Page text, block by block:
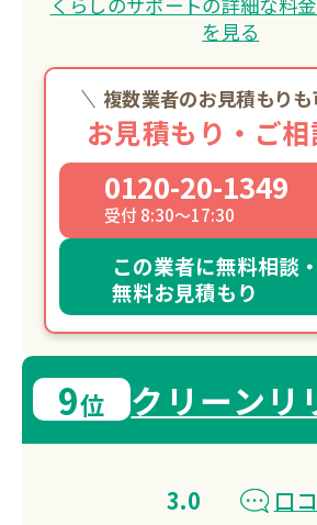
を見る
複数業者のお見積もり
お見積もり・ご
0120-20-1349
受付 8:30～17:30
この業者に無料相談・
無料お見積もり
9位 クリーンリ
3.0
口